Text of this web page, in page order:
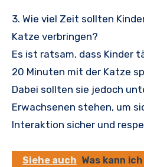
3. Wie viel Zeit sollten
Katze verbringen?
Es ist ratsam, dass Kinder
20 Minuten mit der Katze
Dabei sollten sie jedoch
Erwachsenen stehen, um
Interaktion sicher und
Siehe auch Was kann